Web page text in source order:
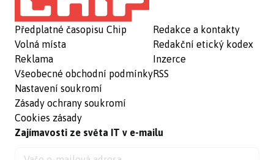
Předplatné časopisu Chip
Volná místa
Reklama
Všeobecné obchodní podmínky
Nastavení soukromí
Zásady ochrany soukromí
Cookies zásady
Redakce a kontakty
Redakční etický kodex
Inzerce
RSS
Zajímavosti ze světa IT v e-mailu